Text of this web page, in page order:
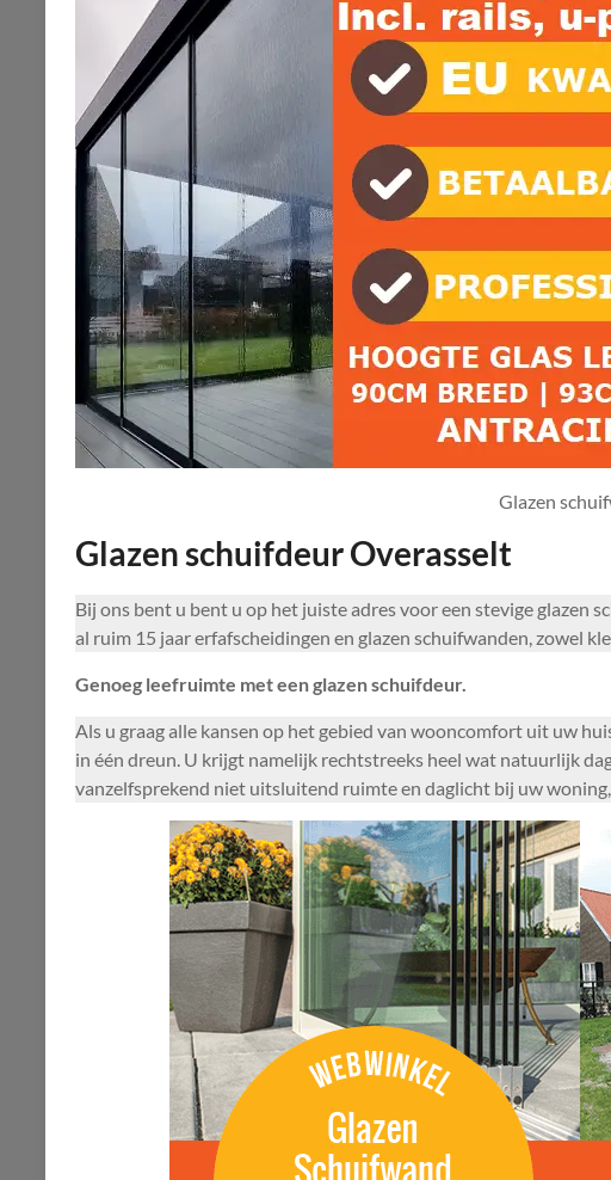
Glazen
Glazen schuifdeur Overasselt
Bij ons bent u bent u op het juiste adres voor een stevige glazen
al ruim 15 jaar erfafscheidingen en glazen schuifwanden, zowel
Genoeg leefruimte met een glazen schuifdeur.
Als u graag alle kansen op het gebied van wooncomfort uit uw
in één dreun. U krijgt namelijk rechtstreeks heel wat natuurlijk
vanzelfsprekend niet uitsluitend ruimte en daglicht bij uw